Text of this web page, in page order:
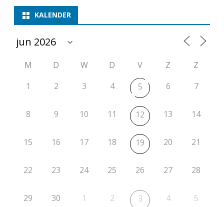
KALENDER
M D W D V Z
Z
1
2 3 4 5 6 7
8 9 10 11 12 13 14
15 16 17 18 19 20 21
22 23 24 25 26 27 28
29 30 1 2 3 4 5